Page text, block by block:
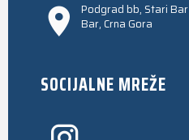
Podgrad bb, Stari Bar
Bar, Crna Gora
SOCIJALNE MREŽE